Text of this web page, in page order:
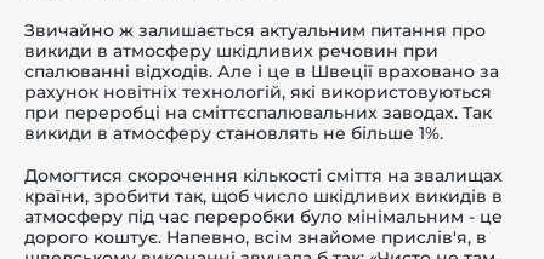
Звичайно ж залишається актуальним питання про
викиди в атмосферу шкідливих речовин при
спалюванні відходів. Але і це в Швеції враховано за
рахунок новітніх технологій, які використовуються
при переробці на сміттєспалювальних заводах. Так
викиди в атмосферу становлять не більше 1%.
Домогтися скорочення кількості сміття на звалищах
країни, зробити так, щоб число шкідливих викидів в
атмосферу під час переробки було мінімальним - це
дорого коштує. Напевно, всім знайоме прислів'я, в